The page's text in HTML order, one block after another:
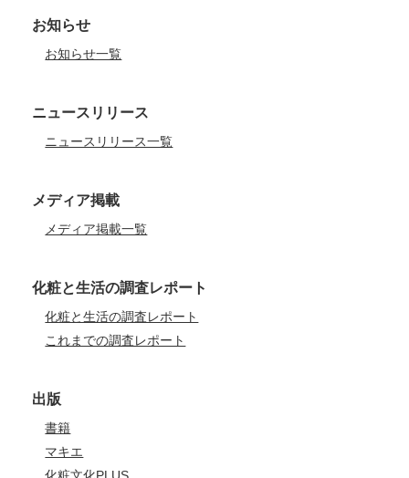
お知らせ
お知らせ一覧
ニュースリリース
ニュースリリース一覧
メディア掲載
メディア掲載一覧
化粧と生活の調査レポート
化粧と生活の調査レポート
これまでの調査レポート
出版
書籍
マキエ
化粧文化PLUS